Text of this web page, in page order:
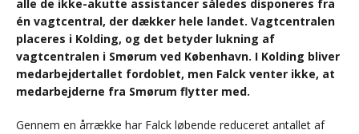
alle de ikke-akutte assistancer således disponeres fra
én vagtcentral, der dækker hele landet. Vagtcentralen
placeres i Kolding, og det betyder lukning af
vagtcentralen i Smørum ved København. I Kolding bliver
medarbejdertallet fordoblet, men Falck venter ikke, at
medarbejderne fra Smørum flytter med.
Gennem en årrække har Falck løbende reduceret antallet af